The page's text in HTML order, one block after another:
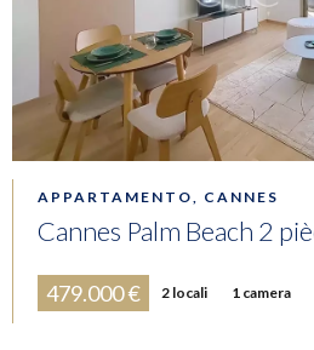
APPARTAMENTO, CANNES
Cannes Palm Beach 2
479.000 € 2 locali 1 camera